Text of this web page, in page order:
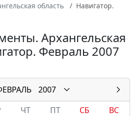
область
Навигатор.
Архангельская
Февраль 2007
2007
ЧТ ПТ СБ
ВС